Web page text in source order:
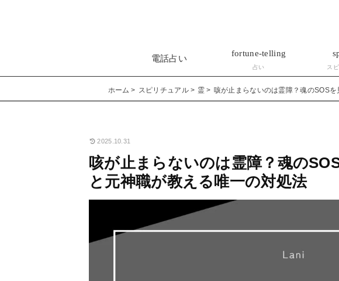
電話占い
fortune-telling
占い ス
ホーム スピリチュアル 霊 咳が止まらないのは霊障？魂のSOS
2025.10.31
咳が止まらないのは霊障？魂の
と元神職が教える唯一の対処法